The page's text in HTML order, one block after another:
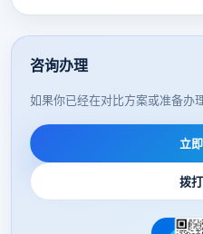
咨询办理
如果你已经在对比方案或准备办
立
拨